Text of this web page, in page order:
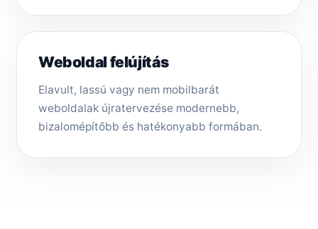
Weboldal felújítás
Elavult, lassú vagy nem mobilbarát
weboldalak újratervezése modernebb,
bizalomépítőbb és hatékonyabb formában.